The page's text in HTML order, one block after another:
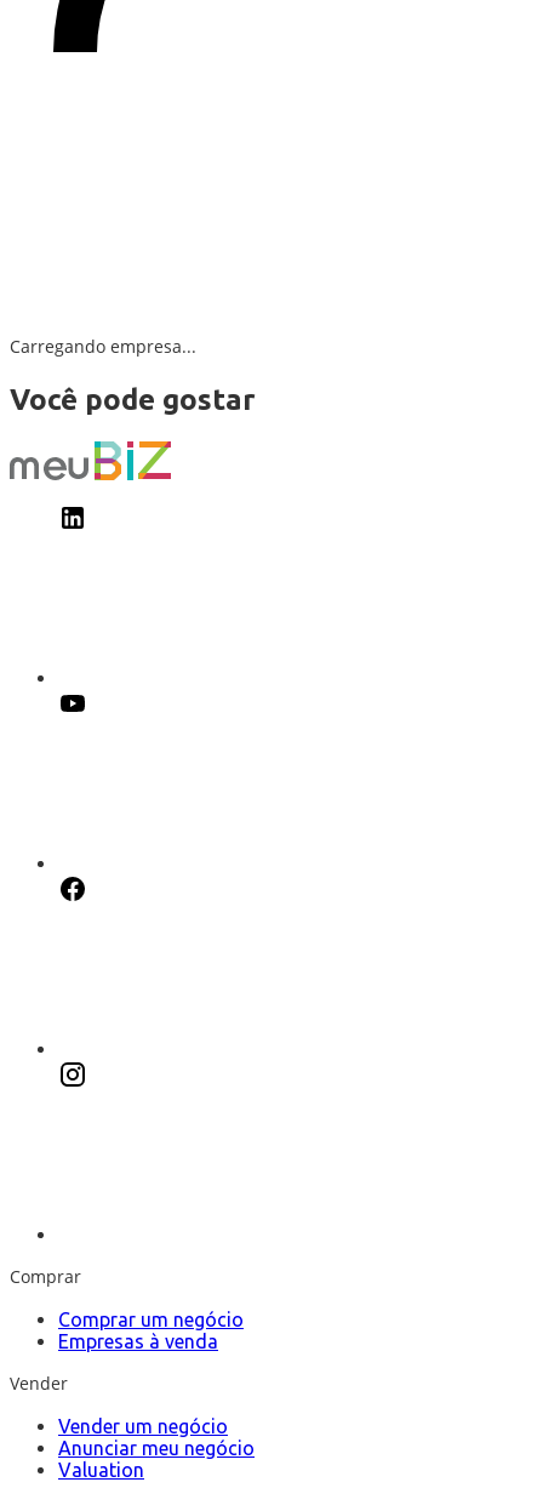
Carregando empresa...
Você pode gostar
Comprar
Comprar um negócio
Empresas à venda
Vender
Vender um negócio
Anunciar meu negócio
Valuation